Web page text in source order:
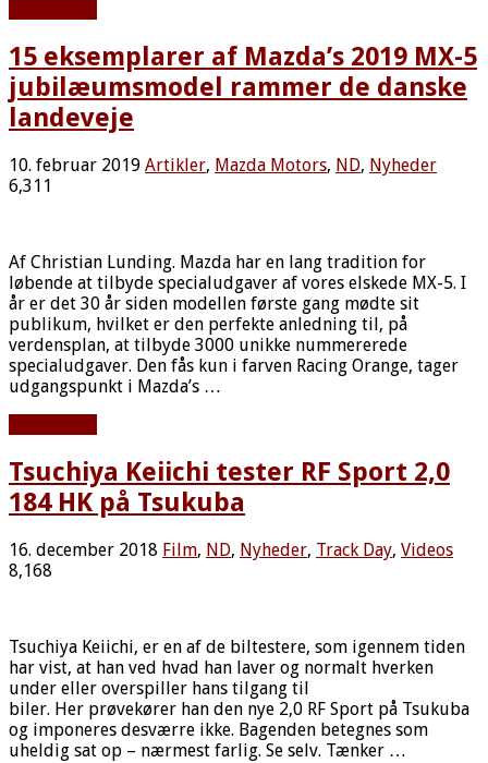
15 eksemplarer af Mazda’s 2019 MX-5
jubilæumsmodel rammer de danske
landeveje
10. februar 2019 Artikler, Mazda Motors, ND, Nyheder
6,311
Af Christian Lunding. Mazda har en lang tradition for
løbende at tilbyde specialudgaver af vores elskede MX-5. I
år er det 30 år siden modellen første gang mødte sit
publikum, hvilket er den perfekte anledning til, på
verdensplan, at tilbyde 3000 unikke nummererede
specialudgaver. Den fås kun i farven Racing Orange, tager
udgangspunkt i Mazda’s …
Tsuchiya Keiichi tester RF Sport 2,0
184 HK på Tsukuba
16. december 2018 Film, ND, Nyheder, Track Day, Videos
8,168
Tsuchiya Keiichi, er en af de biltestere, som igennem tiden
har vist, at han ved hvad han laver og normalt hverken
under eller overspiller hans tilgang til
biler. Her prøvekører han den nye 2,0 RF Sport på Tsukuba
og imponeres desværre ikke. Bagenden betegnes som
uheldig sat op – nærmest farlig. Se selv. Tænker …